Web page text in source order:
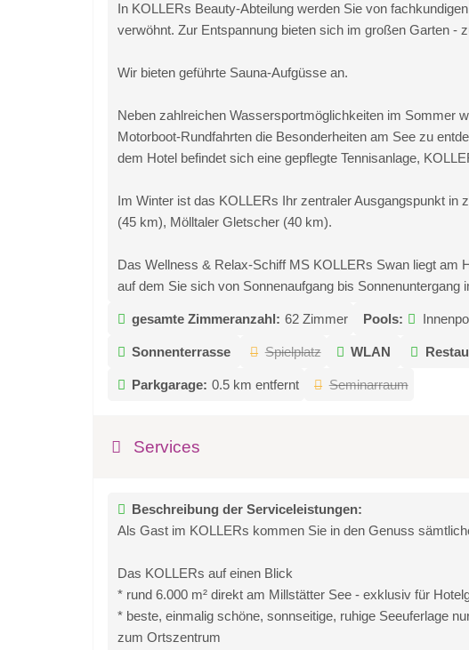
In KOLLERs Beauty-Abteilung werden Sie von
verwöhnt. Zur Entspannung bieten sich im großen Garten -
Wir bieten geführte Sauna-Aufgüsse an.
Neben zahlreichen Wassersportmöglichkeiten im Sommer
Motorboot-Rundfahrten die Besonderheiten am See zu
dem Hotel befindet sich eine gepflegte Tennisanlage,
Im Winter ist das KOLLERs Ihr zentraler Ausgangspunkt
(45 km), Mölltaler Gletscher (40 km).
Das Wellness & Relax-Schiff MS KOLLERs Swan liegt am
auf dem Sie sich von Sonnenaufgang bis
gesamte Zimmeranzahl: 62 Zimmer Pools:
Sonnenterrasse Spielplatz WLAN
Parkgarage: 0.5 km entfernt Seminarraum
Services
Beschreibung der Serviceleistungen:
Als Gast im KOLLERs kommen Sie in den Genuss
Das KOLLERs auf einen Blick
* rund 6.000 m² direkt am Millstätter See - exklusiv für
* beste, einmalig schöne, sonnseitige, ruhige Seeuferlage
zum Ortszentrum